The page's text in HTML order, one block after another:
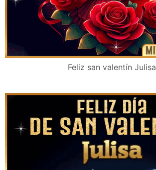
Feliz san valentín Julisa